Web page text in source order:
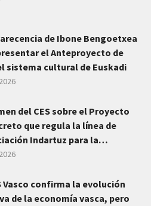
de Ibone Bengoetxea
el Anteproyecto de
sistema cultural de Euskadi
del CES sobre el Proyecto
que regula la línea de
Indartuz para la
del sector
Vasco confirma la evolución
de la economía vasca, pero